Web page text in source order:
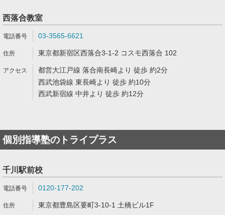
西落合教室
03-3565-6621
東京都新宿区西落合3-1-2 コスモ西落合 102
都営大江戸線 落合南長崎より 徒歩 約2分
西武池袋線 東長崎より 徒歩 約10分
西武新宿線 中井より 徒歩 約12分
個別指導塾のトライプラス
千川駅前校
0120-177-202
東京都豊島区要町3-10-1 土橋ビル1F